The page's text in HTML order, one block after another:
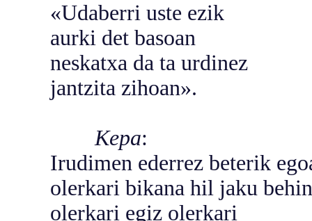
«Udaberri uste ezik
aurki det basoan
neskatxa da ta urdinez
jantzita zihoan».
Kepa:
Irudimen ederrez beterik
olerkari bikana hil jaku
olerkari egiz olerkari